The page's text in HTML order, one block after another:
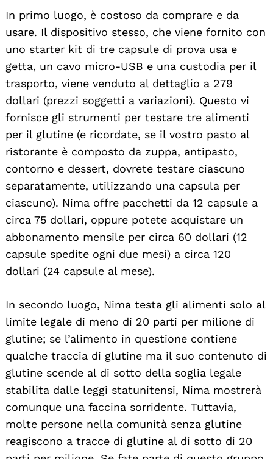
In primo luogo, è costoso da comprare e da
usare. Il dispositivo stesso, che viene fornito con
uno starter kit di tre capsule di prova usa e
getta, un cavo micro-USB e una custodia per il
trasporto, viene venduto al dettaglio a 279
dollari (prezzi soggetti a variazioni). Questo vi
fornisce gli strumenti per testare tre alimenti
per il glutine (e ricordate, se il vostro pasto al
ristorante è composto da zuppa, antipasto,
contorno e dessert, dovrete testare ciascuno
separatamente, utilizzando una capsula per
ciascuno). Nima offre pacchetti da 12 capsule a
circa 75 dollari, oppure potete acquistare un
abbonamento mensile per circa 60 dollari (12
capsule spedite ogni due mesi) a circa 120
dollari (24 capsule al mese).
In secondo luogo, Nima testa gli alimenti solo al
limite legale di meno di 20 parti per milione di
glutine; se l’alimento in questione contiene
qualche traccia di glutine ma il suo contenuto di
glutine scende al di sotto della soglia legale
stabilita dalle leggi statunitensi, Nima mostrerà
comunque una faccina sorridente. Tuttavia,
molte persone nella comunità senza glutine
reagiscono a tracce di glutine al di sotto di 20